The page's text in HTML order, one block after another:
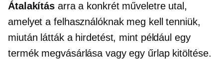
Átalakítás arra a konkrét műveletre utal,
amelyet a felhasználóknak meg kell tenniük,
miután látták a hirdetést, mint például egy
termék megvásárlása vagy egy űrlap kitöltése.